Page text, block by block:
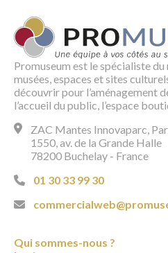
Promuseum est le spécialiste
musées, espaces et sites
découvrir pour l’aménagement
l’accueil du public, l’espace
ZAC Mantes Innovaparc,
1550, av. de la Grande Halle
78200 Buchelay - France
01 30 33 99 30
Qui sommes-nous ?